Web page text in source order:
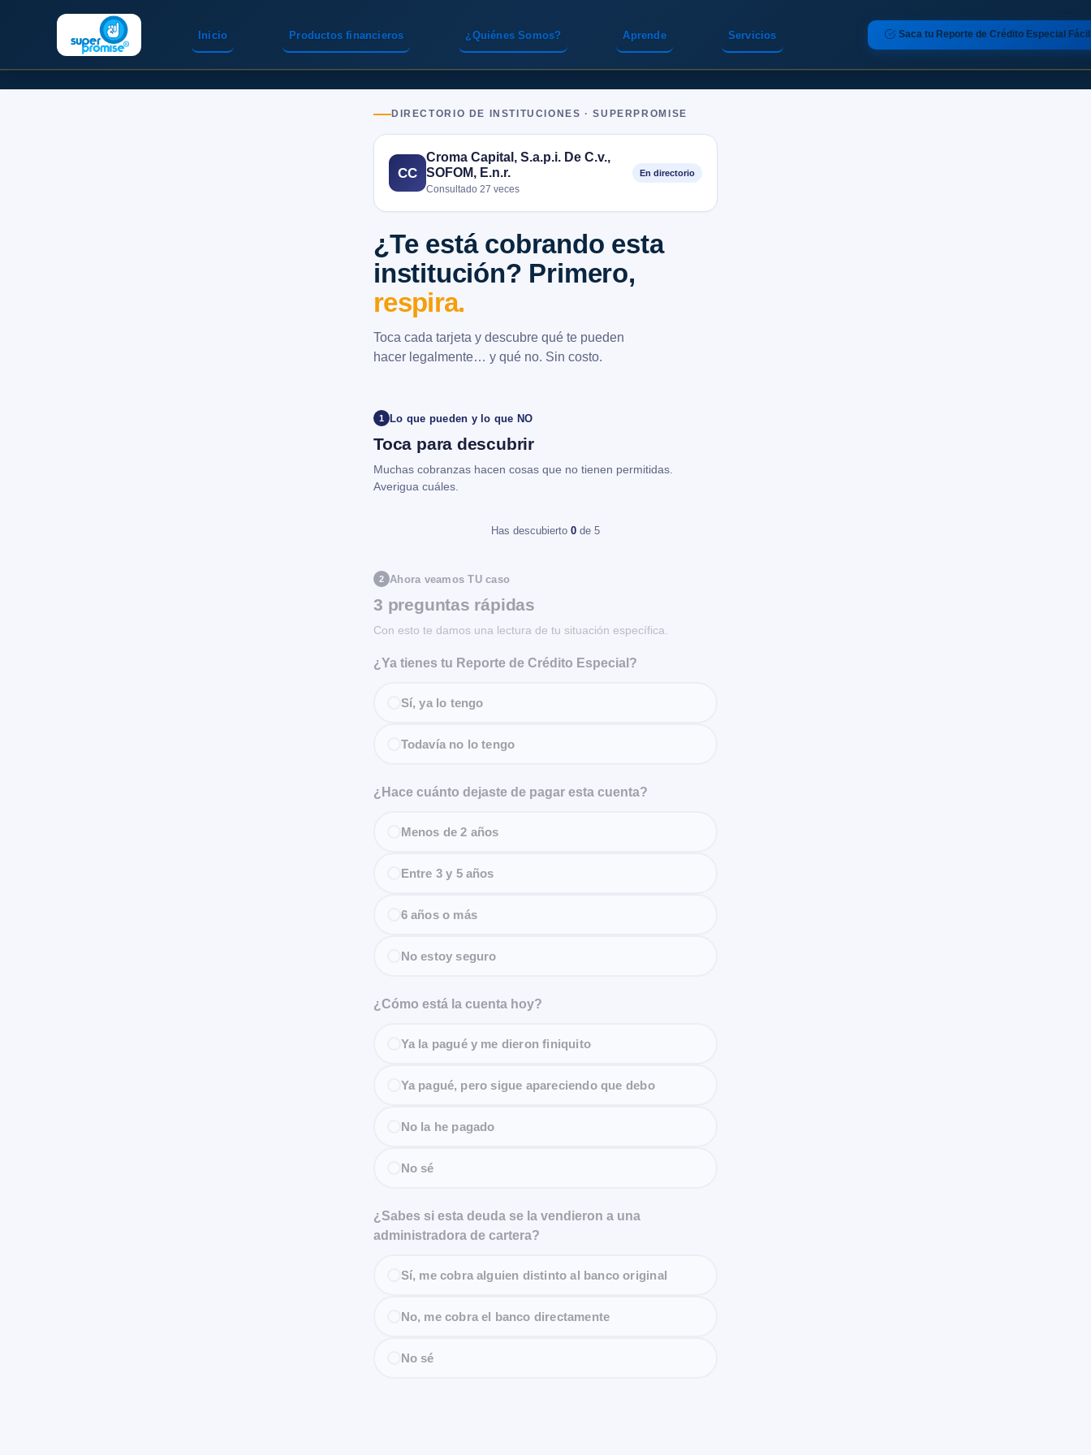
Inicio Servicios
Productos financieros ¿Quiénes Somos? Aprende Saca tu Reporte de Crédito Especial Fácil
DIRECTORIO DE INSTITUCIONES · SUPERPROMISE
CC
Croma Capital, S.a.p.i. De C.v.,
SOFOM, E.n.r.
Consultado 27 veces
En directorio
¿Te está cobrando esta
institución? Primero,
respira.
Toca cada tarjeta y descubre qué te pueden
hacer legalmente… y qué no. Sin costo.
1 Lo que pueden y lo que NO
Toca para descubrir
Muchas cobranzas hacen cosas que no tienen permitidas.
Averigua cuáles.
Has descubierto 0 de 5
2 Ahora veamos TU caso
3 preguntas rápidas
Con esto te damos una lectura de tu situación específica.
¿Ya tienes tu Reporte de Crédito Especial?
Sí, ya lo tengo
Todavía no lo tengo
¿Hace cuánto dejaste de pagar esta cuenta?
Menos de 2 años
Entre 3 y 5 años
6 años o más
No estoy seguro
¿Cómo está la cuenta hoy?
Ya la pagué y me dieron finiquito
Ya pagué, pero sigue apareciendo que debo
No la he pagado
No sé
¿Sabes si esta deuda se la vendieron a una
administradora de cartera?
Sí, me cobra alguien distinto al banco original
No, me cobra el banco directamente
No sé